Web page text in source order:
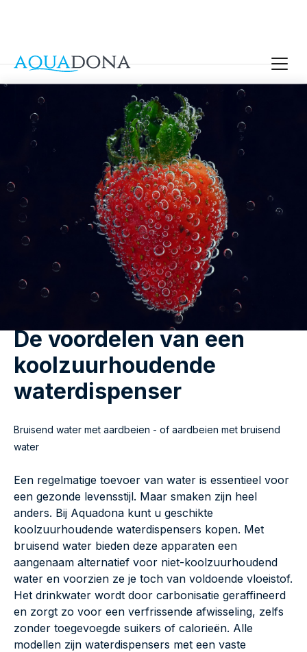
De voordelen van een
koolzuurhoudende
waterdispenser
Bruisend water met aardbeien - of aardbeien met bruisend
water
Een regelmatige toevoer van water is essentieel voor
een gezonde levensstijl. Maar smaken zijn heel
anders. Bij Aquadona kunt u geschikte
koolzuurhoudende waterdispensers kopen. Met
bruisend water bieden deze apparaten een
aangenaam alternatief voor niet-koolzuurhoudend
water en voorzien ze je toch van voldoende vloeistof.
Het drinkwater wordt door carbonisatie geraffineerd
en zorgt zo voor een verfrissende afwisseling, zelfs
zonder toegevoegde suikers of calorieën. Alle
modellen zijn waterdispensers met een vaste